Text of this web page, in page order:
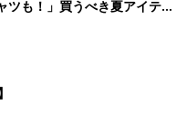
も！」買うべき夏アイテム